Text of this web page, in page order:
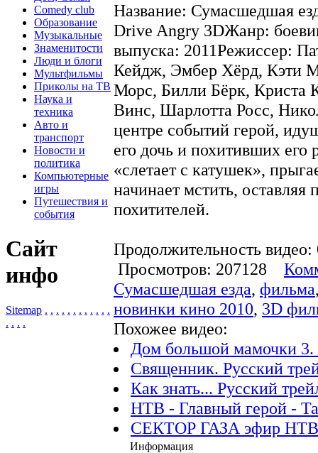
Comedy club
Образование
Музыкальные
Знаменитости
Люди и блоги
Мультфильмы
Приколы на ТВ
Наука и
техника
Авто и
транспорт
Новости и
политика
Компьютерные
игры
Путешествия и
события
Сайт
инфо
Sitemap . . . . . . . . . . . .
. . . .
Название: Сумасшедшая
Drive Angry 3DЖанр:
выпуска: 2011Режиссер:
Кейдж, Эмбер Хёрд, Кэти
Морс, Билли Бёрк, Криста
Винс, Шарлотта Росс,
центре событий герой,
его дочь и похитивших его
«слетает с катушек»,
начинает мстить,
похитителей.
Продолжительность
Просмотров: 207128
Сумасшедшая езда, фильма
новинки кино 2010, 3D
Похожее видео:
Дом большой мамочки 3.
Священник. Русский
Как знать... Русский
НТВ - Главный герой -
СЕКТОР ГАЗА эфир НТВ
Информация